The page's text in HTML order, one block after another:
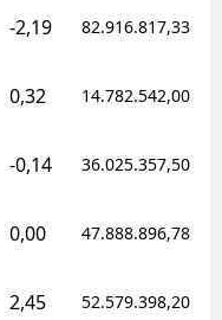
-2,19 82.916.817,33
0,32 14.782.542,00
-0,14 36.025.357,50
0,00 47.888.896,78
2,45 52.579.398,20